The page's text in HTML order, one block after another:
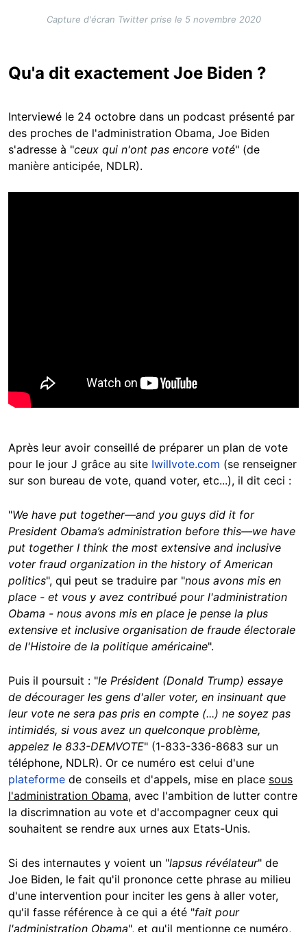
Capture d'écran Twitter prise le 5 novembre 2020
Qu'a dit exactement Joe Biden ?
Interviewé le 24 octobre dans un podcast présenté par
des proches de l'administration Obama, Joe Biden
s'adresse à "ceux qui n'ont pas encore voté" (de
manière anticipée, NDLR).
Après leur avoir conseillé de préparer un plan de vote
pour le jour J grâce au site Iwillvote.com (se renseigner
sur son bureau de vote, quand voter, etc...), il dit ceci :
"We have put together—and you guys did it for
President Obama’s administration before this—we have
put together I think the most extensive and inclusive
voter fraud organization in the history of American
politics", qui peut se traduire par "nous avons mis en
place - et vous y avez contribué pour l'administration
Obama - nous avons mis en place je pense la plus
extensive et inclusive organisation de fraude électorale
de l'Histoire de la politique américaine".
Puis il poursuit : "le Président (Donald Trump) essaye
de décourager les gens d'aller voter, en insinuant que
leur vote ne sera pas pris en compte (...) ne soyez pas
intimidés, si vous avez un quelconque problème,
appelez le 833-DEMVOTE" (1-833-336-8683 sur un
téléphone, NDLR). Or ce numéro est celui d'une
plateforme de conseils et d'appels, mise en place sous
l'administration Obama, avec l'ambition de lutter contre
la discrimnation au vote et d'accompagner ceux qui
souhaitent se rendre aux urnes aux Etats-Unis.
Si des internautes y voient un "lapsus révélateur" de
Joe Biden, le fait qu'il prononce cette phrase au milieu
d'une intervention pour inciter les gens à aller voter,
qu'il fasse référence à ce qui a été "fait pour
l'administration Obama", et qu'il mentionne ce numéro,